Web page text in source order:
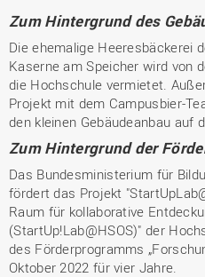
Zum Hintergrund des
Die ehemalige Heeresbäckerei
Kaserne am Speicher wird von
die Hochschule vermietet.
Projekt mit dem Campusbier-
den kleinen Gebäudeanbau auf
Zum Hintergrund der
Das Bundesministerium für
fördert das Projekt
Raum für kollaborative
(StartUp!Lab@HSOS)" der
des Förderprogramms
Oktober 2022 für vier Jahre.